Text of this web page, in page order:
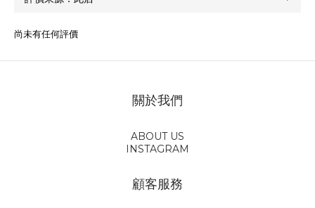
尚未有任何評價
關於我們
ABOUT US
INSTAGRAM
顧客服務